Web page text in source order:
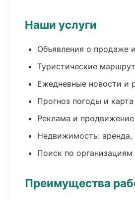
Наши услуги
Объявления о продаже
Туристические
Ежедневные новости и
Прогноз погоды и
Реклама и
Недвижимость: аренда,
Поиск по
Преимущества